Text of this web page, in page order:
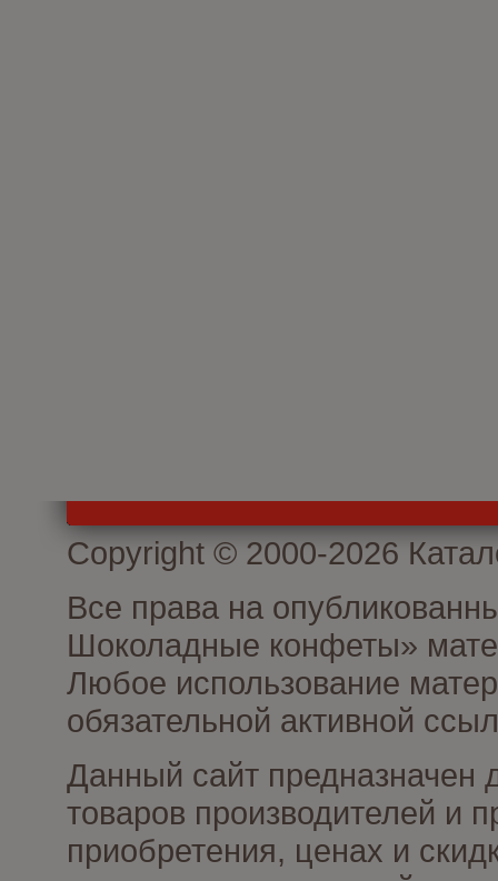
Copyright © 2000-2026
Все права на
Шоколадные конфеты»
Любое использование
обязательной активной
Данный сайт предназначен
товаров производителей и
приобретения, ценах и